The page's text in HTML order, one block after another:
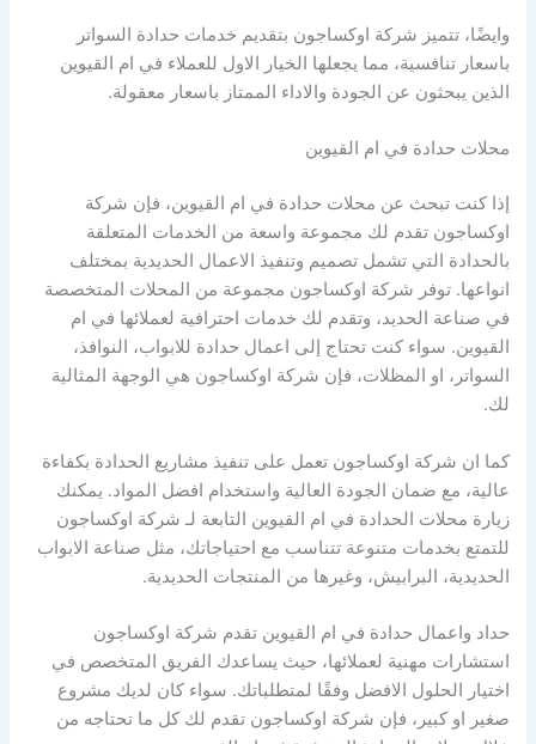
وايضًا، تتميز شركة اوكساجون بتقديم خدمات حدادة السواتر
باسعار تنافسية، مما يجعلها الخيار الاول للعملاء في ام القيوين
الذين يبحثون عن الجودة والاداء الممتاز باسعار معقولة.
محلات حدادة في ام القيوين
إذا كنت تبحث عن محلات حدادة في ام القيوين، فإن شركة
اوكساجون تقدم لك مجموعة واسعة من الخدمات المتعلقة
بالحدادة التي تشمل تصميم وتنفيذ الاعمال الحديدية بمختلف
انواعها. توفر شركة اوكساجون مجموعة من المحلات المتخصصة
في صناعة الحديد، وتقدم لك خدمات احترافية لعملائها في ام
القيوين. سواء كنت تحتاج إلى اعمال حدادة للابواب، النوافذ،
السواتر، او المظلات، فإن شركة اوكساجون هي الوجهة المثالية
لك.
كما ان شركة اوكساجون تعمل على تنفيذ مشاريع الحدادة بكفاءة
عالية، مع ضمان الجودة العالية واستخدام افضل المواد. يمكنك
زيارة محلات الحدادة في ام القيوين التابعة لـ شركة اوكساجون
للتمتع بخدمات متنوعة تتناسب مع احتياجاتك، مثل صناعة الابواب
الحديدية، البرابيش، وغيرها من المنتجات الحديدية.
حداد واعمال حدادة في ام القيوين تقدم شركة اوكساجون
استشارات مهنية لعملائها، حيث يساعدك الفريق المتخصص في
اختيار الحلول الافضل وفقًا لمتطلباتك. سواء كان لديك مشروع
صغير او كبير، فإن شركة اوكساجون تقدم لك كل ما تحتاجه من